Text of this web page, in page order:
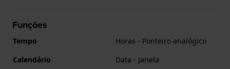
Funções
Tempo
Horas - Ponteiro analógico
Calendário
Data - Janela